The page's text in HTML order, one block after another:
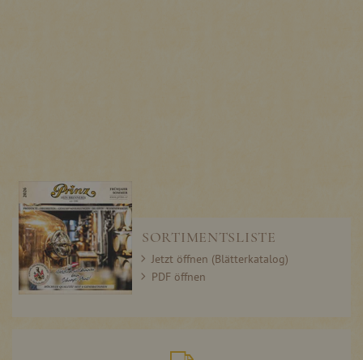
SORTIMENTSLISTE
Jetzt öffnen (Blätterkatalog)
PDF öffnen